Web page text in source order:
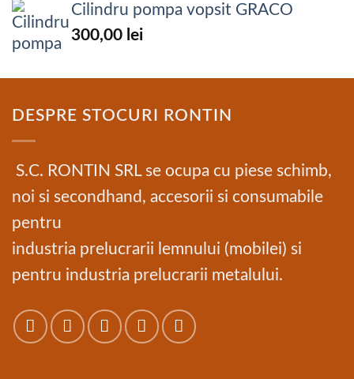
Cilindru pompa vopsit GRACO
300,00 lei
DESPRE STOCURI RONTIN
S.C. RONTIN SRL se ocupa cu piese schimb,
noi si secondhand, accesorii si consumabile
pentru
industria prelucrarii lemnului (mobilei) si
pentru industria prelucrarii metalului.